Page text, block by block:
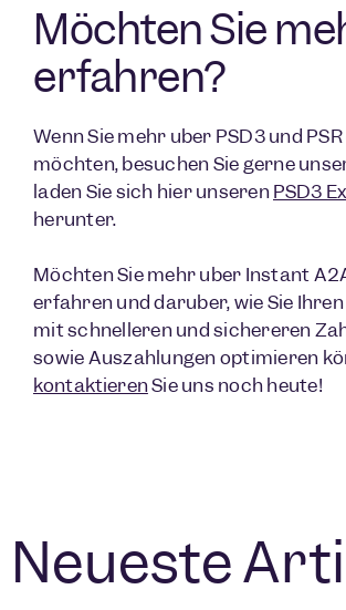
Möchten Sie
erfahren?
Wenn Sie mehr über PSD3 und
möchten, besuchen Sie gerne
laden Sie sich hier unserenPSD3
herunter.
Möchten Sie mehr über Instant
erfahren und darüber, wie Sie
mit schnelleren und sichereren
sowie Auszahlungen optimieren
kontaktierenSie uns noch heute!
Neueste